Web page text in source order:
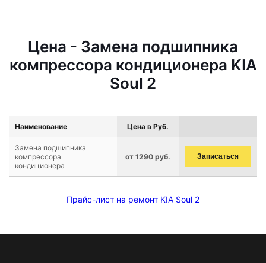
Цена - Замена подшипника
компрессора кондиционера KIA
Soul 2
Наименование Цена в Руб.
Замена подшипника
компрессора
кондиционера
от 1290 руб. Записаться
Прайс-лист на ремонт KIA Soul 2